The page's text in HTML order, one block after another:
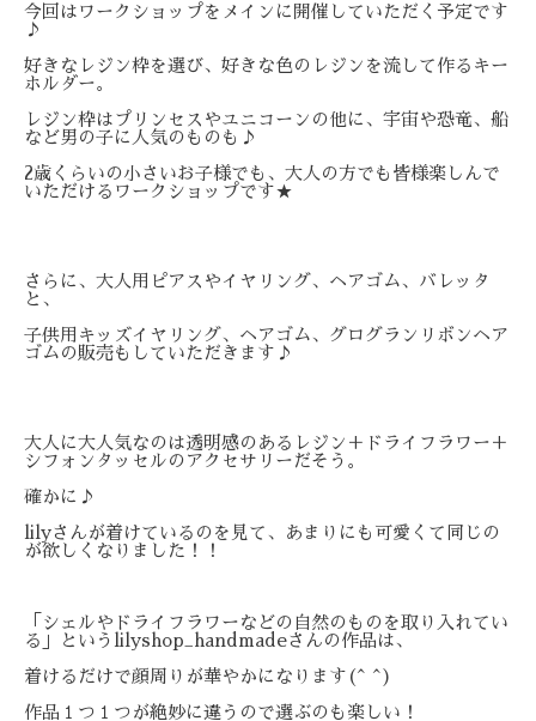
今回はワークショップをメインに開催していただく予定です
♪
好きなレジン枠を選び、好きな色のレジンを流して作るキー
ホルダー。
レジン枠はプリンセスやユニコーンの他に、宇宙や恐竜、船
な ど男の子に人気のものも♪
2歳くらいの小さいお子様でも、大人の方でも皆様楽しんで
いただけるワークショップです★
さらに、大人用ピアスやイヤリング、ヘアゴム、バレッタ
と、
子供 用キッズイヤリング、ヘアゴム、グログランリボンヘア
ゴムの販売もしていただきます♪
大人に大人気なのは透明感のあるレジン＋ドライフラワー＋
シフォ ンタッセルのアクセサリーだそう。
確かに♪
lilyさんが着けてい るのを見て、あまりにも可愛くて同じの
が欲しくなりました！！
「シェルやドライフラワーなどの自然のものを取り入れてい
る」と いうlilyshop_handmadeさんの作品は、
着けるだ けで顔周りが華やかになります(^ ^)
作品１つ１つが絶妙に違うので選ぶのも楽しい！